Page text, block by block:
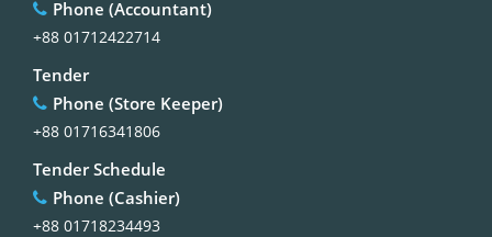
Phone (Accountant)
+88 01712422714
Tender
Phone (Store Keeper)
+88 01716341806
Tender Schedule
Phone (Cashier)
+88 01718234493